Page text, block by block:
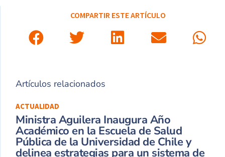
COMPARTIR ESTE ARTÍCULO
Artículos relacionados
ACTUALIDAD
Ministra Aguilera Inaugura Año
Académico en la Escuela de Salud
Pública de la Universidad de Chile y
delinea estrategias para un sistema de